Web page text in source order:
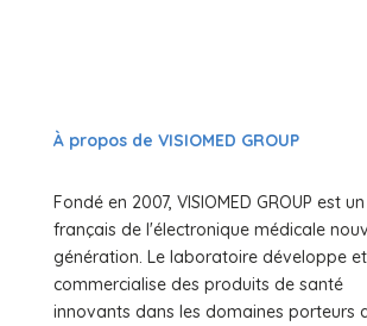
À propos de VISIOMED GROUP
Fondé en 2007, VISIOMED GROUP est
français de l'électronique médicale
génération. Le laboratoire développe et
commercialise des produits de santé
innovants dans les domaines porteurs